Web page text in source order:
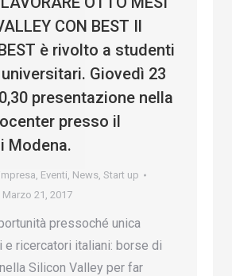
CON BEST Il
è rivolto a studenti
Giovedì 23
presentazione nella
presso il
Modena.
, Eventi, News, Start up
Marzo 21, 2017
pressoché unica
e ricercatori italiani: borse di
Silicon Valley per far